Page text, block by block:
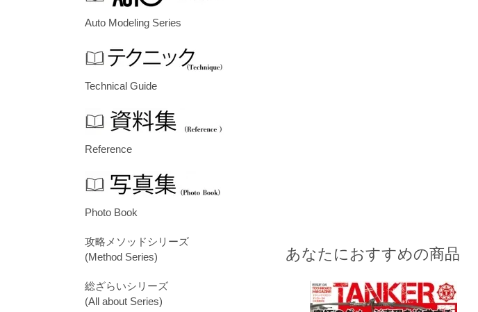
あなたにおすすめの商品
Auto Modeling Series
Technical Guide
Reference
Photo Book
攻略メソッドシリーズ
(Method Series)
総ざらいシリーズ
(All about Series)